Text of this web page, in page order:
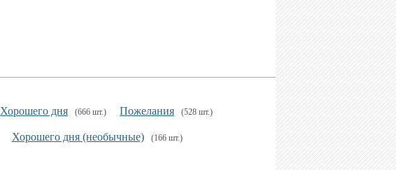
Хорошего дня (666 шт.) Пожелания (528 шт.)
Хорошего дня (необычные) (166 шт.)